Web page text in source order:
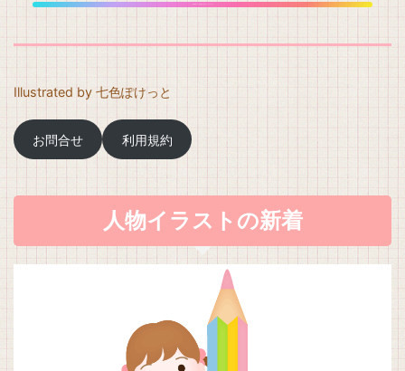
Illustrated by 七色ぽけっと
お問合せ 利用規約
人物イラストの新着